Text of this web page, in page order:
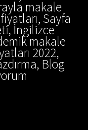
makale
Sayfa
İngilizce
makale
2022,
Blog